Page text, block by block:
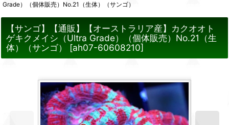
Grade）（個体販売）No.21（生体）（サンゴ）
【サンゴ】【通販】【オーストラリア産】カクオオト
ゲキクメイシ（Ultra Grade）（個体販売）No.21（生
体）（サンゴ）
[ah07-60608210]